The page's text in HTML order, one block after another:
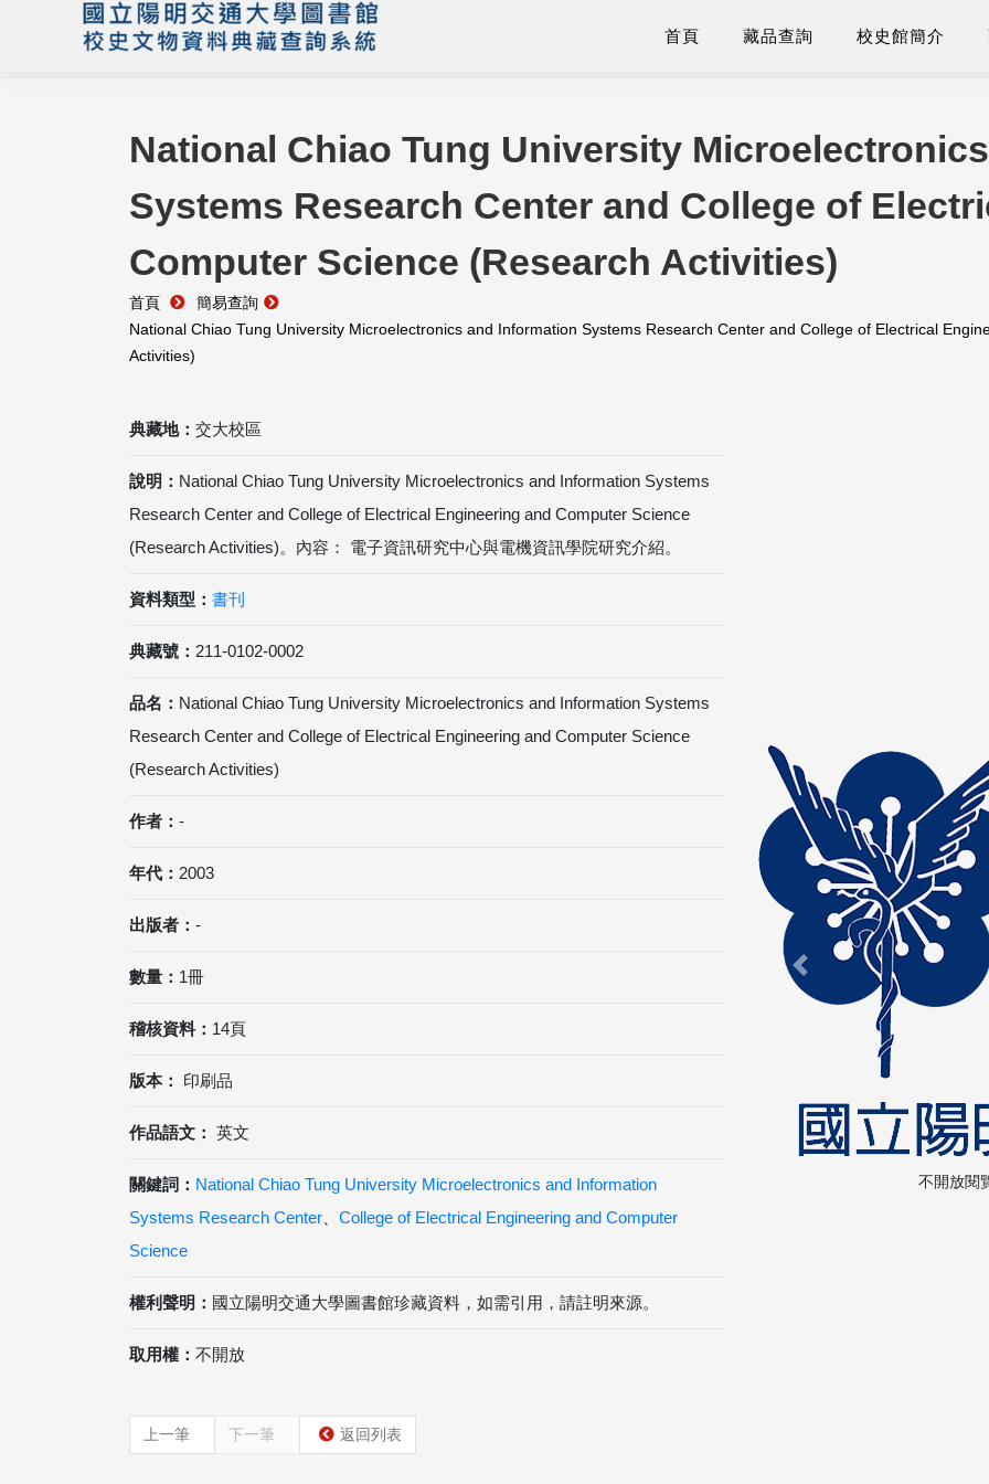
首頁 藏品查詢 校史館簡介
National Chiao Tung University
Systems Research Center and College of
Computer Science (Research Activities)
首頁
簡易查詢
National Chiao Tung University Microelectronics and Information Systems Research Center and College of Electrical
Activities)
典藏地： 交大校區
說明： National Chiao Tung University Microelectronics and Information Systems
Research Center and College of Electrical Engineering and Computer Science
(Research Activities)。內容： 電子資訊研究中心與電機資訊學院研究介紹。
資料類型： 書刊
典藏號： 211-0102-0002
品名： National Chiao Tung University Microelectronics and Information Systems
Research Center and College of Electrical Engineering and Computer Science
(Research Activities)
作者： -
年代： 2003
出版者： -
數量： 1冊
稽核資料： 14頁
版本： 印刷品
作品語文： 英文
關鍵詞： National Chiao Tung University Microelectronics and Information
Systems Research Center
College of Electrical Engineering and Computer
Science
權利聲明： 國立陽明交通大學圖書館珍藏資料，如需引用，請註明來源。
取用權： 不開放
上一筆 下一筆 返回列表
Previous
不開放閱